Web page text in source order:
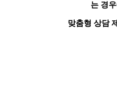
는 경
맞춤형 상담